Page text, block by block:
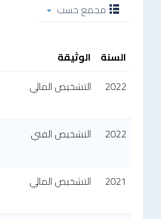
مجمع حسب
السنة الوثيقة
2022 التشخيص المالي
2022
التشخيص الفني
2021
التشخيص المالي